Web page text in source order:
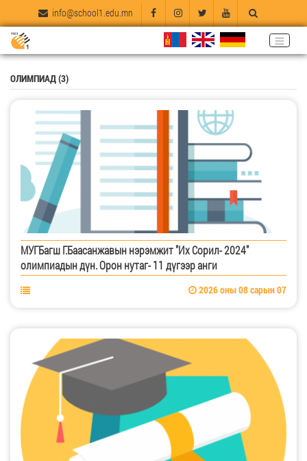
info@school1.edu.mn
ОЛИМПИАД (3)
МУГБагш Г.Баасанжавын нэрэмжит "Их Сорил- 2024"
олимпиадын дүн. Орон нутаг- 11 дүгээр анги
2026 оны 08 сарын 07